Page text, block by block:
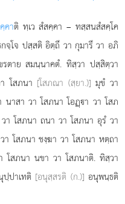
คาติ ทฺเว สํสคฺคา – ทสฺสนสํสคฺโค
จฺโจ ปสฺสติ อิตฺถึ วา กุมารึ วา อภิ
าย สมนฺนาคตํ. ทิสฺวา ปสฺสิตฺวา
โสภนา [โสภณา (สฺยา.)] มุขํ วา
นาสา วา โสภนา โอฏฺา วา โสภ
โสภนา ถนา วา โสภนา อุรํ วา
โสภนา ชงฺฆา วา โสภนา หตฺถา
โสภนา นขา วา โสภนาติ. ทิสฺวา
ปาเทติ [อนุสฺสรติ (ก.)] อนุพนฺธติ